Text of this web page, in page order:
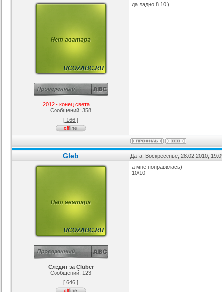
2012 - конец света......
Сообщений: 358
[ 166 ]
да ладно 8.10 )
Gleb Дата: Воскресенье, 28.02.2010,
Следит за Cluber
Сообщений: 123
[ 646 ]
а мне понравилась)
10\10